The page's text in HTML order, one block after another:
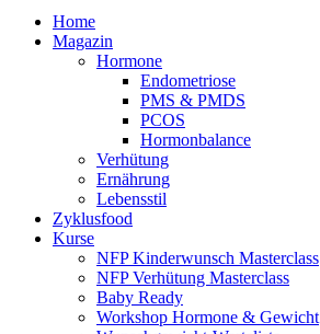
Home
Magazin
Hormone
Endometriose
PMS & PMDS
PCOS
Hormonbalance
Verhütung
Ernährung
Lebensstil
Zyklusfood
Kurse
NFP Kinderwunsch Masterclass
NFP Verhütung Masterclass
Baby Ready
Workshop Hormone & Gewicht